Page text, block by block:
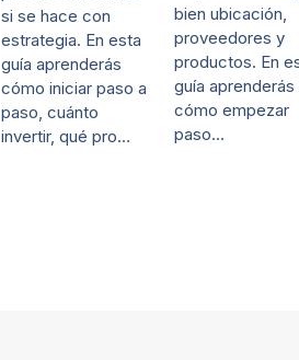
si se hace con
estrategia. En esta
guía aprenderás
cómo iniciar paso a
paso, cuánto
invertir, qué pro…
bien ubicación,
proveedores y
productos. En
guía aprenderás
cómo empezar
paso…